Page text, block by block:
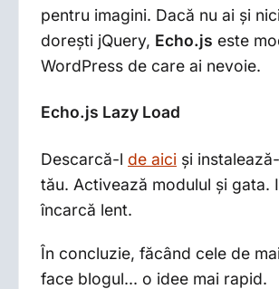
pentru imagini. Dacă nu ai și
dorești jQuery, Echo.js este
WordPress de care ai nevoie.
Echo.js Lazy Load
Descarcă-l de aici și
tău. Activează modulul și gata.
încarcă lent.
În concluzie, făcând cele de
face blogul... o idee mai rapid.